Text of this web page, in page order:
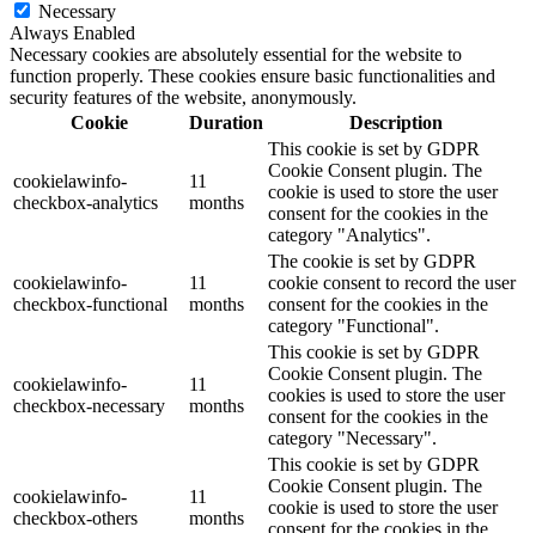
Necessary
Always Enabled
Necessary cookies are absolutely essential for the website to
function properly. These cookies ensure basic functionalities and
security features of the website, anonymously.
Cookie
Duration Description
cookielawinfo-
checkbox-analytics
11
months
This cookie is set by GDPR
Cookie Consent plugin. The
cookie is used to store the user
consent for the cookies in the
category "Analytics".
cookielawinfo-
checkbox-functional
11
months
The cookie is set by GDPR
cookie consent to record the user
consent for the cookies in the
category "Functional".
cookielawinfo-
checkbox-necessary
11
months
This cookie is set by GDPR
Cookie Consent plugin. The
cookies is used to store the user
consent for the cookies in the
category "Necessary".
cookielawinfo-
checkbox-others
11
months
This cookie is set by GDPR
Cookie Consent plugin. The
cookie is used to store the user